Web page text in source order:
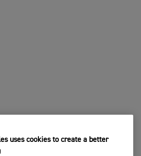
uses cookies to create a better